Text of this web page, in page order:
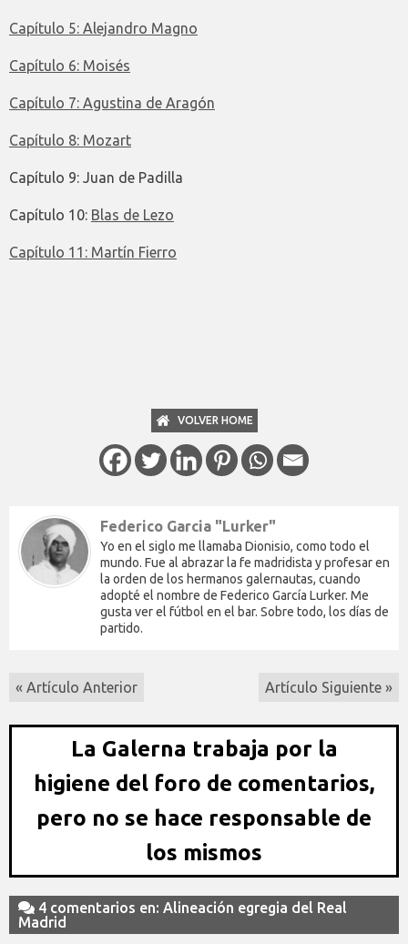
Capítulo 5: Alejandro Magno
Capítulo 6: Moisés
Capítulo 7: Agustina de Aragón
Capítulo 8: Mozart
Capítulo 9: Juan de Padilla
Capítulo 10: Blas de Lezo
Capítulo 11: Martín Fierro
VOLVER HOME
Federico Garcia "Lurker"
Yo en el siglo me llamaba Dionisio, como todo el
mundo. Fue al abrazar la fe madridista y profesar en
la orden de los hermanos galernautas, cuando
adopté el nombre de Federico García Lurker. Me
gusta ver el fútbol en el bar. Sobre todo, los días de
partido.
« Artículo Anterior Artículo Siguiente »
La Galerna trabaja por la
higiene del foro de comentarios,
pero no se hace responsable de
los mismos
4 comentarios en: Alineación egregia del Real
Madrid